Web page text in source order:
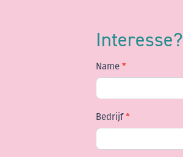
Interesse?
Contact
Name *
Bedrijf *